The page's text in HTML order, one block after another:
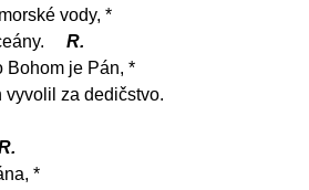
vody, *
R.
Bohom je Pán, *
vyvolil za dedičstvo.
*